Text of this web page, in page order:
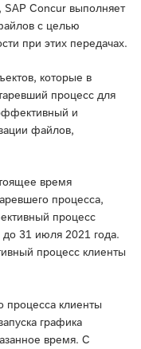
Concur выполняет
с целью
при этих передачах.
которые в
процесс для
и
файлов,
время
процесса,
процесс
31 июля 2021 года.
процесс клиенты
процесса клиенты
графика
время. С